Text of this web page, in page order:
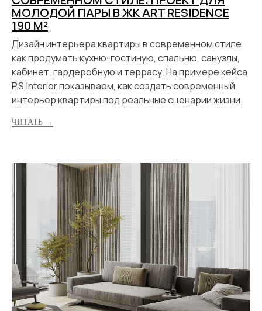
МОЛОДОЙ ПАРЫ В ЖК ART RESIDENCE
190 М²
Дизайн интерьера квартиры в современном стиле:
как продумать кухню-гостиную, спальню, санузлы,
кабинет, гардеробную и террасу. На примере кейса
P.S.Interior показываем, как создать современный
интерьер квартиры под реальные сценарии жизни.
ЧИТАТЬ →